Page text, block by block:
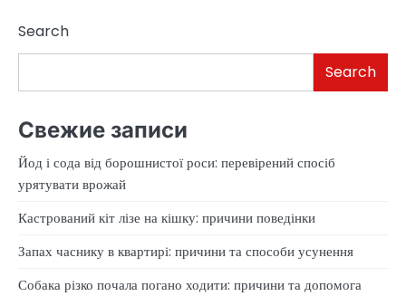
Search
Search
Свежие записи
Йод і сода від борошнистої роси: перевірений спосіб
урятувати врожай
Кастрований кіт лізе на кішку: причини поведінки
Запах часнику в квартирі: причини та способи усунення
Собака різко почала погано ходити: причини та допомога